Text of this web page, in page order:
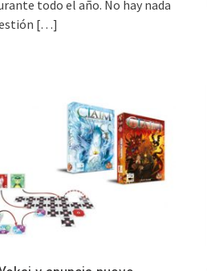
todo el año. No hay nada
[…]